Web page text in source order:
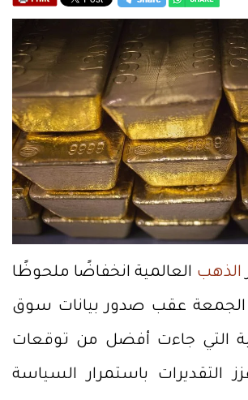
الذهب العالمية انخفاضًا ملحوظًا
الجمعة عقب صدور بيانات سوق
التي جاءت أفضل من توقعات
التقديرات باستمرار السياسة